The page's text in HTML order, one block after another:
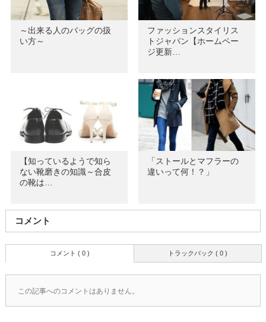
～出来る人のバッグの扱
い方～
ファッションスタイリス
トジャパン【ホームペー
ジ更新…
【知っているようで知ら
ない靴磨きの知識～合皮
の靴は…
「ストールとマフラーの
違いって何！？」
コメント
トラックバック ( 0 )
コメント ( 0 )
この記事へのコメントはありません。